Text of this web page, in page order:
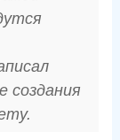
создания